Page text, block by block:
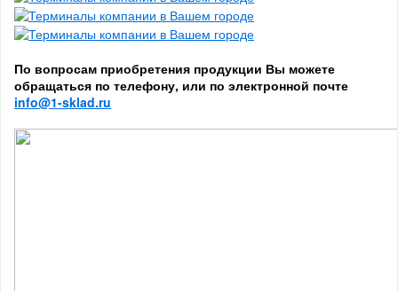
По вопросам приобретения продукции Вы можете
обращаться по телефону, или по электронной почте
info@1-sklad.ru